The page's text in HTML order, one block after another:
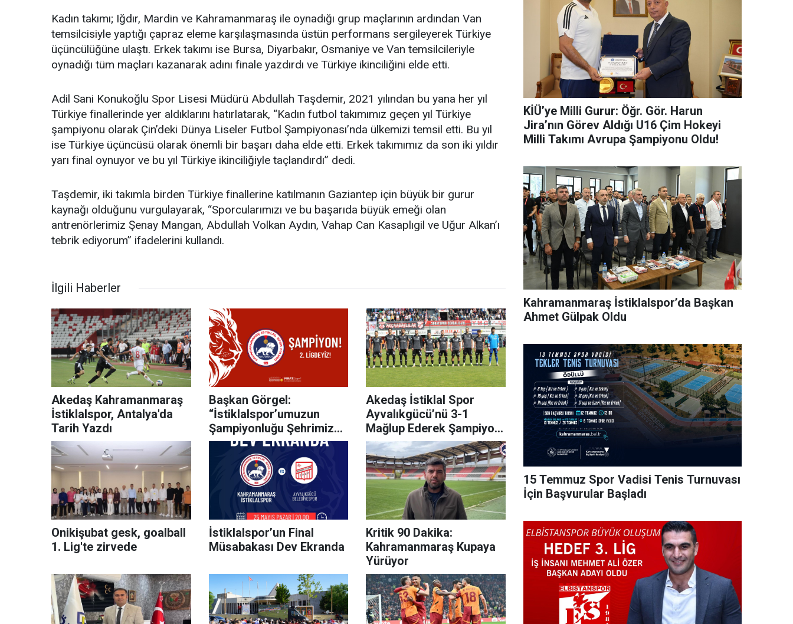
Kadın takımı; Iğdır, Mardin ve Kahramanmaraş ile oynadığı grup maçlarının ardından Van
temsilcisiyle yaptığı çapraz eleme karşılaşmasında üstün performans sergileyerek Türkiye
üçüncülüğüne ulaştı. Erkek takımı ise Bursa, Diyarbakır, Osmaniye ve Van temsilcileriyle
oynadığı tüm maçları kazanarak adını finale yazdırdı ve Türkiye ikinciliğini elde etti.
Adil Sani Konukoğlu Spor Lisesi Müdürü Abdullah Taşdemir, 2021 yılından bu yana her yıl
Türkiye finallerinde yer aldıklarını hatırlatarak, “Kadın futbol takımımız geçen yıl Türkiye
şampiyonu olarak Çin’deki Dünya Liseler Futbol Şampiyonası’nda ülkemizi temsil etti. Bu yıl
ise Türkiye üçüncüsü olarak önemli bir başarı daha elde etti. Erkek takımımız da son iki yıldır
yarı final oynuyor ve bu yıl Türkiye ikinciliğiyle taçlandırdı” dedi.
Taşdemir, iki takımla birden Türkiye finallerine katılmanın Gaziantep için büyük bir gurur
kaynağı olduğunu vurgulayarak, “Sporcularımızı ve bu başarıda büyük emeği olan
antrenörlerimiz Şenay Mangan, Abdullah Volkan Aydın, Vahap Can Kasaplıgil ve Uğur Alkan’ı
tebrik ediyorum” ifadelerini kullandı.
İlgili Haberler
Akedaş Kahramanmaraş
İstiklalspor, Antalya'da
Tarih Yazdı
Başkan Görgel:
“İstiklalspor’umuzun
Şampiyonluğu Şehrimize
Hayırlı Olsun”
Akedaş İstiklal Spor
Ayvalıkgücü’nü 3-1
Mağlup Ederek Şampiyon
Oldu
Onikişubat gesk, goalball
1. Lig'te zirvede
İstiklalspor’un Final
Müsabakası Dev Ekranda
Kritik 90 Dakika:
Kahramanmaraş Kupaya
Yürüyor
KİÜ’ye Milli Gurur: Öğr. Gör. Harun
Jira’nın Görev Aldığı U16 Çim Hokeyi
Milli Takımı Avrupa Şampiyonu Oldu!
Kahramanmaraş İstiklalspor’da Başkan
Ahmet Gülpak Oldu
15 Temmuz Spor Vadisi Tenis Turnuvası
İçin Başvurular Başladı